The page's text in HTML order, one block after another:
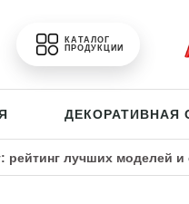
КАТАЛОГ
ПРОДУКЦИИ
ДЕКОРАТИВНАЯ
рейтинг лучших моделей